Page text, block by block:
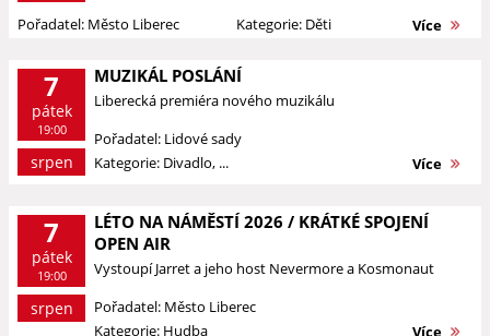
Pořadatel: Město Liberec
Kategorie: Děti Více
7
pátek
19:00
srpen
MUZIKÁL POSLÁNÍ
Liberecká premiéra nového muzikálu
Pořadatel: Lidové sady
Kategorie: Divadlo, ...
Více
7
pátek
19:00
srpen
LÉTO NA NÁMĚSTÍ 2026 / KRÁTKÉ SPOJENÍ
OPEN AIR
Vystoupí Jarret a jeho host Nevermore a Kosmonaut
Pořadatel: Město Liberec
Kategorie: Hudba
Více